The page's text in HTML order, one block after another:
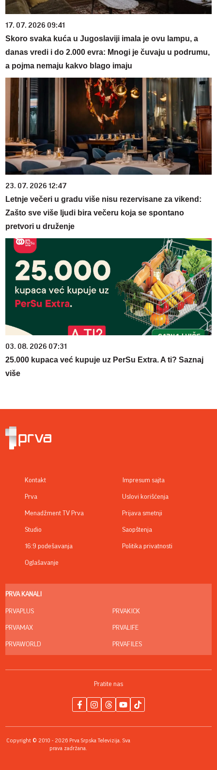
17. 07. 2026 09:41
Skoro svaka kuća u Jugoslaviji imala je ovu lampu, a
danas vredi i do 2.000 evra: Mnogi je čuvaju u podrumu,
a pojma nemaju kakvo blago imaju
23. 07. 2026 12:47
Letnje večeri u gradu više nisu rezervisane za vikend:
Zašto sve više ljudi bira večeru koja se spontano
pretvori u druženje
03. 08. 2026 07:31
25.000 kupaca već kupuje uz PerSu Extra. A ti? Saznaj
više
Kontakt
Prva
Menadžment TV Prva
Studio
16:9 podešavanja
Oglašavanje
Impresum sajta
Uslovi korišćenja
Prijava smetnji
Saopštenja
Politika privatnosti
PRVA KANALI
PRVAPLUS
PRVAMAX
PRVAWORLD
PRVAKICK
PRVALIFE
PRVAFILES
Pratite nas
Copyright © 2010 - 2026 Prva Srpska Televizija. Sva
prava zadržana.